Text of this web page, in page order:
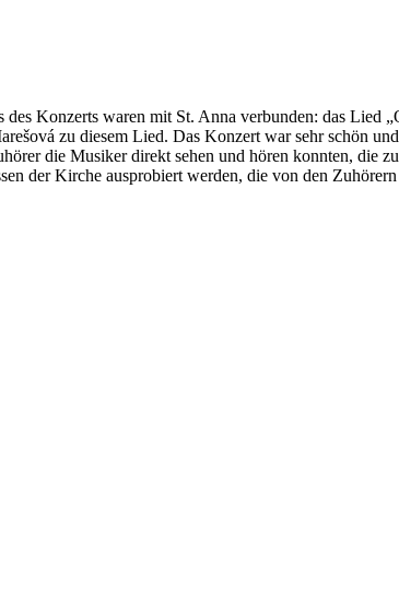
Konzerts waren mit St. Anna verbunden: das
zu diesem Lied. Das Konzert war sehr schön
die Musiker direkt sehen und hören konnten, die
der Kirche ausprobiert werden, die von den